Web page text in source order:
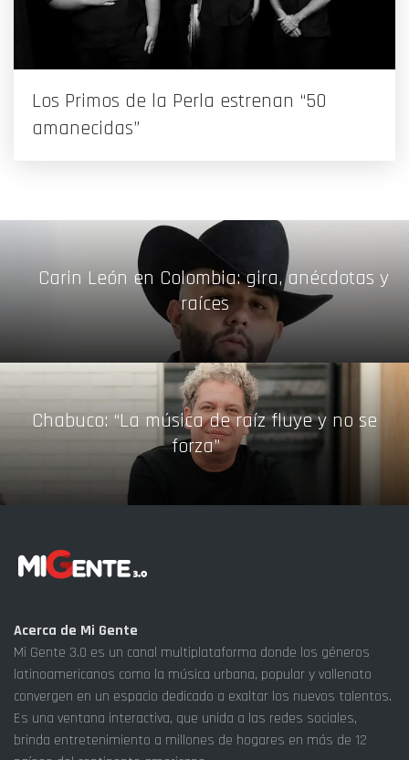
Los Primos de la Perla estrenan “50
amanecidas”
Carin León en Colombia: gira, anécdotas y
raíces
Chabuco: “La música de raíz fluye y no se
forza”
Acerca de Mi Gente
Mi Gente 3.0 es un canal multiplataforma donde los géneros
latinoamericanos como la música urbana, popular y vallenato
convergen en un espacio dedicado a exaltar los nuevos talentos.
Es una ventana interactiva, que unida a las redes sociales,
brinda entretenimiento a millones de hogares en más de 12